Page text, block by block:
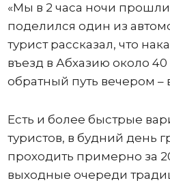
«Мы в 2 часа ночи прошли
поделился один из
турист рассказал, что
въезд в Абхазию около 40
обратный путь вечером –
Есть и более быстрые
туристов, в будний день
проходить примерно за
выходные очереди